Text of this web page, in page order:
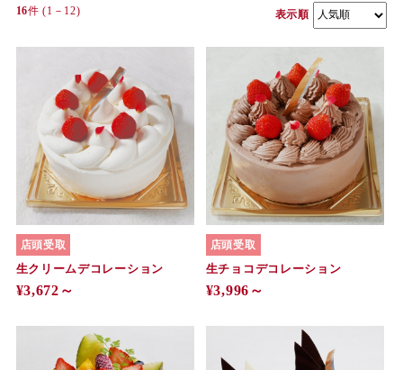
16件 (1－12) 表示順
店頭受取
生クリームデコレーション
¥3,672～
店頭受取
生チョコデコレーション
¥3,996～